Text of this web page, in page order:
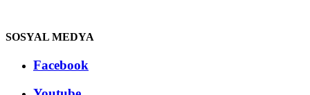
SOSYAL MEDYA
Facebook